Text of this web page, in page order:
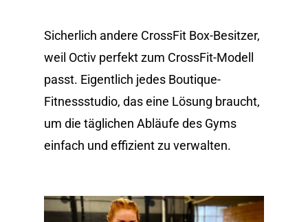
Sicherlich andere CrossFit Box-Besitzer,
weil Octiv perfekt zum CrossFit-Modell
passt. Eigentlich jedes Boutique-
Fitnessstudio, das eine Lösung braucht,
um die täglichen Abläufe des Gyms
einfach und effizient zu verwalten.